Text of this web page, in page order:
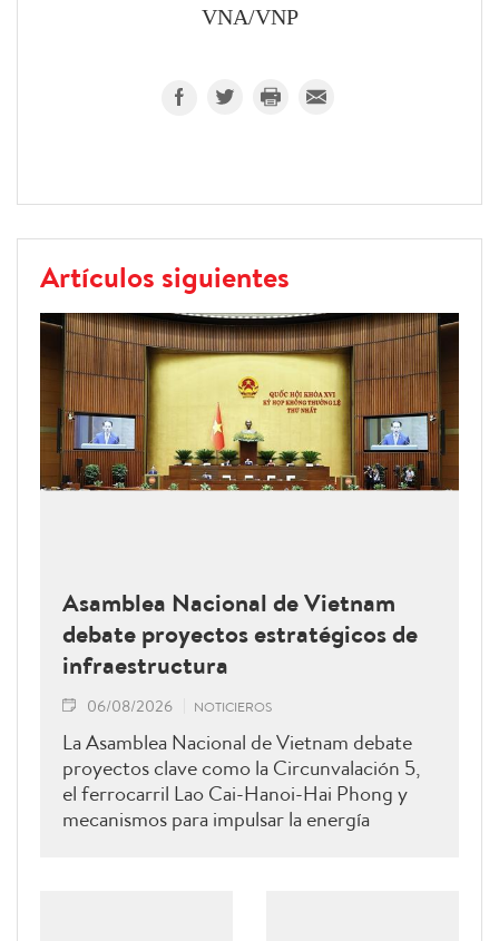
VNA/VNP
Artículos siguientes
Asamblea Nacional de Vietnam
debate proyectos estratégicos de
infraestructura
06/08/2026 NOTICIEROS
La Asamblea Nacional de Vietnam debate
proyectos clave como la Circunvalación 5,
el ferrocarril Lao Cai-Hanoi-Hai Phong y
mecanismos para impulsar la energía